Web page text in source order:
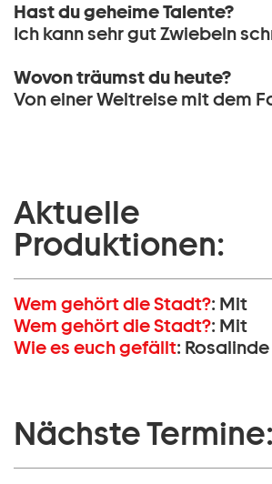
Hast du geheime Talente?
Ich kann sehr gut Zwiebeln
Wovon träumst du heute?
Von einer Weltreise mit dem
Aktuelle
Produktionen:
Wem gehört die Stadt?: Mit
Wem gehört die Stadt?: Mit
Wie es euch gefällt: Rosalinde
Nächste Termine: